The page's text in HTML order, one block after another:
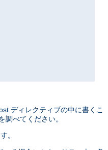
ディレクティブの中に書くこ
調べてください。
。